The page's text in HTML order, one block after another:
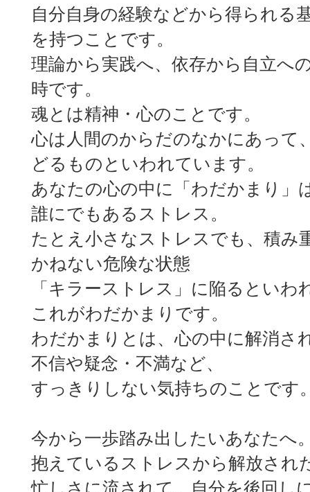
自分自身の経験などから得られる
を持つことです。
理論から実践へ、依存から自立へ
時です。
魂とは精神・心のことです。
心は人間のからだのなかにあって
どるものといわれています。
あなたの心の中に「わだかまり」
誰にでもあるストレス。
たとえ小さなストレスでも、積み
かねない危険な状態
「キラーストレス」に陥るといわ
これがわだかまりです。
わだかまりとは、心の中に解消さ
不信や疑念・不満など、
すっきりしない気持ちのことです
今から一歩踏み出したいあなたへ
抱えているストレスから解放され